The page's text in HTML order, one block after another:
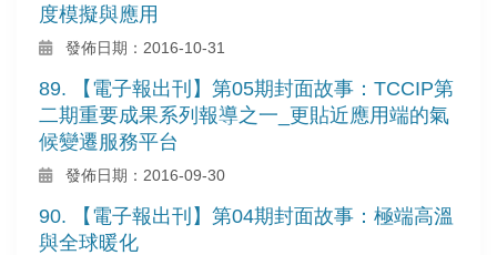
度模擬與應用
發佈日期：2016-10-31
89. 【電子報出刊】第05期封面故事：TCCIP第
二期重要成果系列報導之一_更貼近應用端的氣
候變遷服務平台
發佈日期：2016-09-30
90. 【電子報出刊】第04期封面故事：極端高溫
與全球暖化